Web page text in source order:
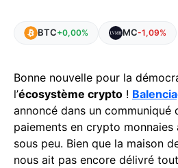
BTC+0,00% MC-1,09%
Bonne nouvelle pour la
l’écosystème crypto !
annoncé dans un communiqué
paiements en crypto
sous peu. Bien que la maison
nous ait pas encore délivré